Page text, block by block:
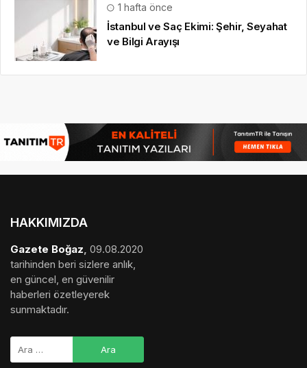
1 hafta önce
İstanbul ve Saç Ekimi: Şehir, Seyahat
ve Bilgi Arayışı
HAKKIMIZDA
Gazete Boğaz, 09.08.2020
tarihinden beri sizlere anlık,
en güncel, en güvenilir
haberleri özetleyerek
sunmaktadır.